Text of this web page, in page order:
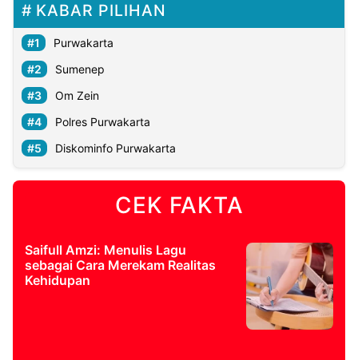
KABAR PILIHAN
Purwakarta
Sumenep
Om Zein
Polres Purwakarta
Diskominfo Purwakarta
CEK FAKTA
Saifull Amzi: Menulis Lagu
sebagai Cara Merekam Realitas
Kehidupan